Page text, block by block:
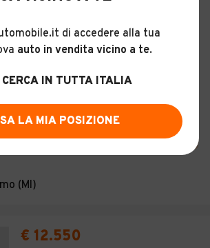
Manuale
del veicolo
(MI)
€ 12.550
di accedere alla tua
auto in vendita vicino a te.
CERCA IN TUTTA ITALIA
LA MIA POSIZIONE